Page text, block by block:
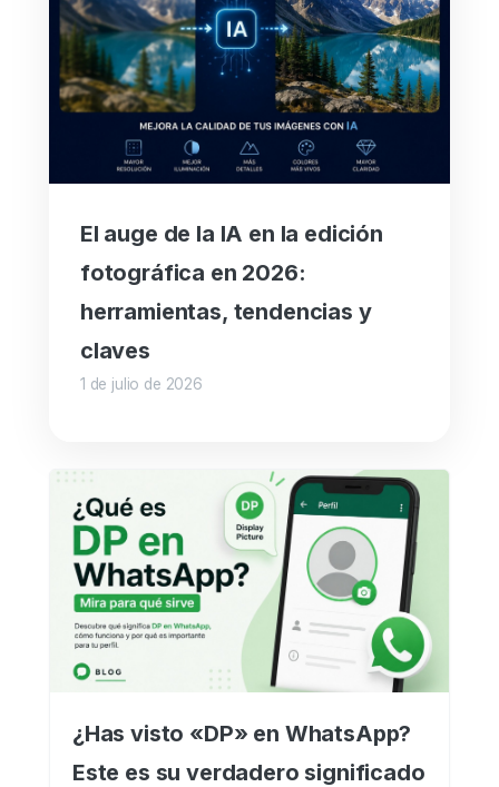
El auge de la IA en la edición
fotográfica en 2026:
herramientas, tendencias y
claves
1 de julio de 2026
¿Has visto «DP» en WhatsApp?
Este es su verdadero significado